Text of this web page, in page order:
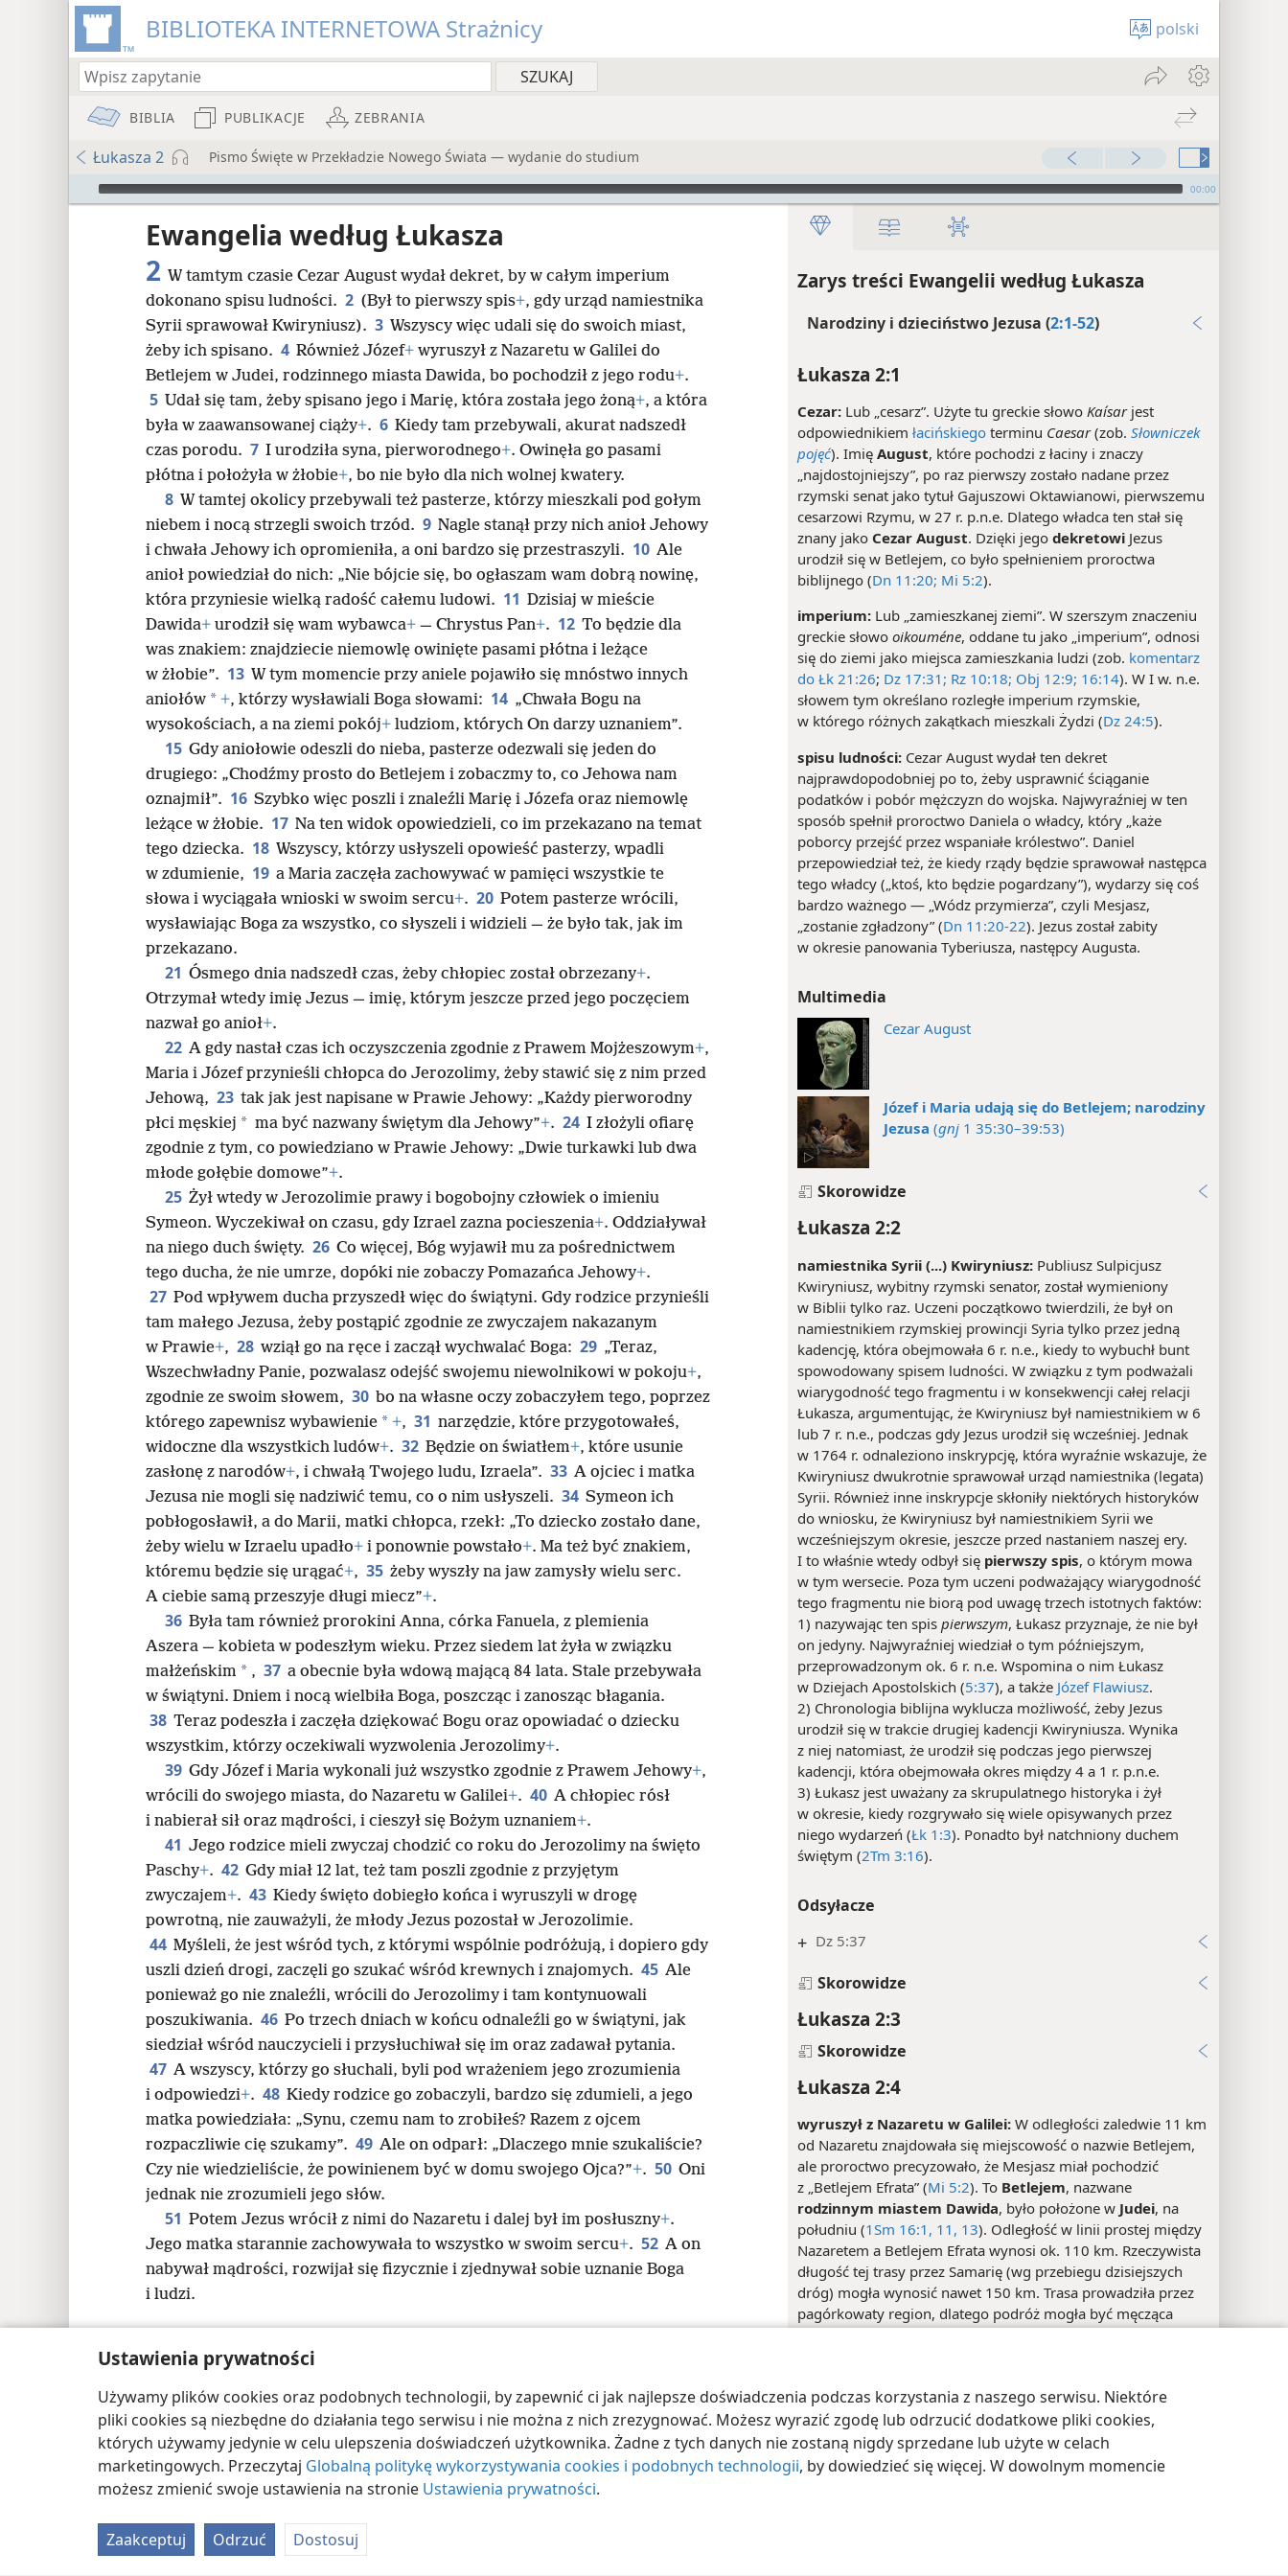
Ustawienia prywatności
Używamy plików cookies oraz podobnych technologii, by zapewnić ci jak najlepsze doświadczenia podczas korzystania z naszego serwisu. Niektóre
pliki cookies są niezbędne do działania tego serwisu i nie można z nich zrezygnować. Możesz wyrazić zgodę lub odrzucić dodatkowe pliki cookies,
których używamy jedynie w celu ulepszenia doświadczeń użytkownika. Żadne z tych danych nie zostaną nigdy sprzedane lub użyte w celach
marketingowych. Przeczytaj Globalną politykę wykorzystywania cookies i podobnych technologii, by dowiedzieć się więcej. W dowolnym momencie
możesz zmienić swoje ustawienia na stronie Ustawienia prywatności.
Zaakceptuj Odrzuć Dostosuj
BIBLIOTEKA INTERNETOWA Strażnicy polski
BIBLIA PUBLIKACJE ZEBRANIA
Łukasza 2 Pismo Święte w Przekładzie Nowego Świata — wydanie do studium
Audio Player 00:00
Zarys treści Ewangelii według Łukasza
Narodziny i dzieciństwo Jezusa (2:1-52)
Łukasza 2:1
Cezar: Lub „cesarz”. Użyte tu greckie słowo Kaísarjest
odpowiednikiem łacińskiego terminu Caesar(zob. Słowniczek
pojęć). Imię August, które pochodzi z łaciny i znaczy
„najdostojniejszy”, po raz pierwszy zostało nadane przez
rzymski senat jako tytuł Gajuszowi Oktawianowi, pierwszemu
cesarzowi Rzymu, w 27 r. p.n.e. Dlatego władca ten stał się
znany jako Cezar August. Dzięki jego dekretowi Jezus
urodził się w Betlejem, co było spełnieniem proroctwa
biblijnego (Dn 11:20; Mi 5:2).
imperium: Lub „zamieszkanej ziemi”. W szerszym znaczeniu
greckie słowo oikouméne, oddane tu jako „imperium”, odnosi
się do ziemi jako miejsca zamieszkania ludzi (zob. komentarz
do Łk 21:26; Dz 17:31; Rz 10:18; Obj 12:9; 16:14). W I w. n.e.
słowem tym określano rozległe imperium rzymskie,
w którego różnych zakątkach mieszkali Żydzi (Dz 24:5).
spisu ludności: Cezar August wydał ten dekret
najprawdopodobniej po to, żeby usprawnić ściąganie
podatków i pobór mężczyzn do wojska. Najwyraźniej w ten
sposób spełnił proroctwo Daniela o władcy, który „każe
poborcy przejść przez wspaniałe królestwo”. Daniel
przepowiedział też, że kiedy rządy będzie sprawował następca
tego władcy („ktoś, kto będzie pogardzany”), wydarzy się coś
bardzo ważnego — „Wódz przymierza”, czyli Mesjasz,
„zostanie zgładzony” (Dn 11:20-22). Jezus został zabity
w okresie panowania Tyberiusza, następcy Augusta.
Multimedia
Cezar August
Józef i Maria udają się do Betlejem; narodziny
Jezusa (gnj 1 35:30–39:53)
Skorowidze
Łukasza 2:2
namiestnika Syrii (...) Kwiryniusz: Publiusz Sulpicjusz
Kwiryniusz, wybitny rzymski senator, został wymieniony
w Biblii tylko raz. Uczeni początkowo twierdzili, że był on
namiestnikiem rzymskiej prowincji Syria tylko przez jedną
kadencję, która obejmowała 6 r. n.e., kiedy to wybuchł bunt
spowodowany spisem ludności. W związku z tym podważali
wiarygodność tego fragmentu i w konsekwencji całej relacji
Łukasza, argumentując, że Kwiryniusz był namiestnikiem w 6
lub 7 r. n.e., podczas gdy Jezus urodził się wcześniej. Jednak
w 1764 r. odnaleziono inskrypcję, która wyraźnie wskazuje, że
Kwiryniusz dwukrotnie sprawował urząd namiestnika (legata)
Syrii. Również inne inskrypcje skłoniły niektórych historyków
do wniosku, że Kwiryniusz był namiestnikiem Syrii we
wcześniejszym okresie, jeszcze przed nastaniem naszej ery.
I to właśnie wtedy odbył się pierwszy spis, o którym mowa
w tym wersecie. Poza tym uczeni podważający wiarygodność
tego fragmentu nie biorą pod uwagę trzech istotnych faktów:
1) nazywając ten spis pierwszym, Łukasz przyznaje, że nie był
on jedyny. Najwyraźniej wiedział o tym późniejszym,
przeprowadzonym ok. 6 r. n.e. Wspomina o nim Łukasz
w Dziejach Apostolskich (5:37), a także Józef Flawiusz.
2) Chronologia biblijna wyklucza możliwość, żeby Jezus
urodził się w trakcie drugiej kadencji Kwiryniusza. Wynika
z niej natomiast, że urodził się podczas jego pierwszej
kadencji, która obejmowała okres między 4 a 1 r. p.n.e.
3) Łukasz jest uważany za skrupulatnego historyka i żył
w okresie, kiedy rozgrywało się wiele opisywanych przez
niego wydarzeń (Łk 1:3). Ponadto był natchniony duchem
świętym (2Tm 3:16).
Odsyłacze
+ Dz 5:37
Skorowidze
Łukasza 2:3
Skorowidze
Łukasza 2:4
wyruszył z Nazaretu w Galilei: W odległości zaledwie 11 km
od Nazaretu znajdowała się miejscowość o nazwie Betlejem,
ale proroctwo precyzowało, że Mesjasz miał pochodzić
z „Betlejem Efrata” (Mi 5:2). To Betlejem, nazwane
rodzinnym miastem Dawida, było położone w Judei, na
południu (1Sm 16:1, 11, 13). Odległość w linii prostej między
Nazaretem a Betlejem Efrata wynosi ok. 110 km. Rzeczywista
długość tej trasy przez Samarię (wg przebiegu dzisiejszych
dróg) mogła wynosić nawet 150 km. Trasa prowadziła przez
pagórkowaty region, dlatego podróż mogła być męcząca
i trwać kilka dni.
Zima w Betlejem
Ewangelia według Łukasza
2 W tamtym czasie Cezar August wydał dekret, by w całym imperium
dokonano spisu ludności. 2 (Był to pierwszy spis+, gdy urząd namiestnika
Syrii sprawował Kwiryniusz). 3 Wszyscy więc udali się do swoich miast,
żeby ich spisano. 4 Również Józef+ wyruszył z Nazaretu w Galilei do
Betlejem w Judei, rodzinnego miasta Dawida, bo pochodził z jego rodu+.
5 Udał się tam, żeby spisano jego i Marię, która została jego żoną+, a która
była w zaawansowanej ciąży+. 6 Kiedy tam przebywali, akurat nadszedł
czas porodu. 7 I urodziła syna, pierworodnego+. Owinęła go pasami
płótna i położyła w żłobie+, bo nie było dla nich wolnej kwatery.
8 W tamtej okolicy przebywali też pasterze, którzy mieszkali pod gołym
niebem i nocą strzegli swoich trzód. 9 Nagle stanął przy nich anioł Jehowy
i chwała Jehowy ich opromieniła, a oni bardzo się przestraszyli. 10 Ale
anioł powiedział do nich: „Nie bójcie się, bo ogłaszam wam dobrą nowinę,
która przyniesie wielką radość całemu ludowi. 11 Dzisiaj w mieście
Dawida+ urodził się wam wybawca+ — Chrystus Pan+. 12 To będzie dla
was znakiem: znajdziecie niemowlę owinięte pasami płótna i leżące
w żłobie”. 13 W tym momencie przy aniele pojawiło się mnóstwo innych
aniołów * +, którzy wysławiali Boga słowami: 14 „Chwała Bogu na
wysokościach, a na ziemi pokój+ ludziom, których On darzy uznaniem”.
15 Gdy aniołowie odeszli do nieba, pasterze odezwali się jeden do
drugiego: „Chodźmy prosto do Betlejem i zobaczmy to, co Jehowa nam
oznajmił”. 16 Szybko więc poszli i znaleźli Marię i Józefa oraz niemowlę
leżące w żłobie. 17 Na ten widok opowiedzieli, co im przekazano na temat
tego dziecka. 18 Wszyscy, którzy usłyszeli opowieść pasterzy, wpadli
w zdumienie, 19 a Maria zaczęła zachowywać w pamięci wszystkie te
słowa i wyciągała wnioski w swoim sercu+. 20 Potem pasterze wrócili,
wysławiając Boga za wszystko, co słyszeli i widzieli — że było tak, jak im
przekazano.
21 Ósmego dnia nadszedł czas, żeby chłopiec został obrzezany+.
Otrzymał wtedy imię Jezus — imię, którym jeszcze przed jego poczęciem
nazwał go anioł+.
22 A gdy nastał czas ich oczyszczenia zgodnie z Prawem Mojżeszowym+,
Maria i Józef przynieśli chłopca do Jerozolimy, żeby stawić się z nim przed
Jehową, 23 tak jak jest napisane w Prawie Jehowy: „Każdy pierworodny
płci męskiej * ma być nazwany świętym dla Jehowy”+. 24 I złożyli ofiarę
zgodnie z tym, co powiedziano w Prawie Jehowy: „Dwie turkawki lub dwa
młode gołębie domowe”+.
25 Żył wtedy w Jerozolimie prawy i bogobojny człowiek o imieniu
Symeon. Wyczekiwał on czasu, gdy Izrael zazna pocieszenia+. Oddziaływał
na niego duch święty. 26 Co więcej, Bóg wyjawił mu za pośrednictwem
tego ducha, że nie umrze, dopóki nie zobaczy Pomazańca Jehowy+.
27 Pod wpływem ducha przyszedł więc do świątyni. Gdy rodzice przynieśli
tam małego Jezusa, żeby postąpić zgodnie ze zwyczajem nakazanym
w Prawie+, 28 wziął go na ręce i zaczął wychwalać Boga: 29 „Teraz,
Wszechwładny Panie, pozwalasz odejść swojemu niewolnikowi w pokoju+,
zgodnie ze swoim słowem, 30 bo na własne oczy zobaczyłem tego, poprzez
którego zapewnisz wybawienie * +, 31 narzędzie, które przygotowałeś,
widoczne dla wszystkich ludów+. 32 Będzie on światłem+, które usunie
zasłonę z narodów+, i chwałą Twojego ludu, Izraela”. 33 A ojciec i matka
Jezusa nie mogli się nadziwić temu, co o nim usłyszeli. 34 Symeon ich
pobłogosławił, a do Marii, matki chłopca, rzekł: „To dziecko zostało dane,
żeby wielu w Izraelu upadło+ i ponownie powstało+. Ma też być znakiem,
któremu będzie się urągać+, 35 żeby wyszły na jaw zamysły wielu serc.
A ciebie samą przeszyje długi miecz”+.
36 Była tam również prorokini Anna, córka Fanuela, z plemienia
Aszera — kobieta w podeszłym wieku. Przez siedem lat żyła w związku
małżeńskim * , 37 a obecnie była wdową mającą 84 lata. Stale przebywała
w świątyni. Dniem i nocą wielbiła Boga, poszcząc i zanosząc błagania.
38 Teraz podeszła i zaczęła dziękować Bogu oraz opowiadać o dziecku
wszystkim, którzy oczekiwali wyzwolenia Jerozolimy+.
39 Gdy Józef i Maria wykonali już wszystko zgodnie z Prawem Jehowy+,
wrócili do swojego miasta, do Nazaretu w Galilei+. 40 A chłopiec rósł
i nabierał sił oraz mądrości, i cieszył się Bożym uznaniem+.
41 Jego rodzice mieli zwyczaj chodzić co roku do Jerozolimy na święto
Paschy+. 42 Gdy miał 12 lat, też tam poszli zgodnie z przyjętym
zwyczajem+. 43 Kiedy święto dobiegło końca i wyruszyli w drogę
powrotną, nie zauważyli, że młody Jezus pozostał w Jerozolimie.
44 Myśleli, że jest wśród tych, z którymi wspólnie podróżują, i dopiero gdy
uszli dzień drogi, zaczęli go szukać wśród krewnych i znajomych. 45 Ale
ponieważ go nie znaleźli, wrócili do Jerozolimy i tam kontynuowali
poszukiwania. 46 Po trzech dniach w końcu odnaleźli go w świątyni, jak
siedział wśród nauczycieli i przysłuchiwał się im oraz zadawał pytania.
47 A wszyscy, którzy go słuchali, byli pod wrażeniem jego zrozumienia
i odpowiedzi+. 48 Kiedy rodzice go zobaczyli, bardzo się zdumieli, a jego
matka powiedziała: „Synu, czemu nam to zrobiłeś? Razem z ojcem
rozpaczliwie cię szukamy”. 49 Ale on odparł: „Dlaczego mnie szukaliście?
Czy nie wiedzieliście, że powinienem być w domu swojego Ojca?”+. 50 Oni
jednak nie zrozumieli jego słów.
51 Potem Jezus wrócił z nimi do Nazaretu i dalej był im posłuszny+.
Jego matka starannie zachowywała to wszystko w swoim sercu+. 52 A on
nabywał mądrości, rozwijał się fizycznie i zjednywał sobie uznanie Boga
i ludzi.
Copyright © 2026 Watch Tower Bible and Tract Society of Pennsylvania Warunki użytkowania Polityka prywatności Ustawienia prywatności JW.ORG Zaloguj